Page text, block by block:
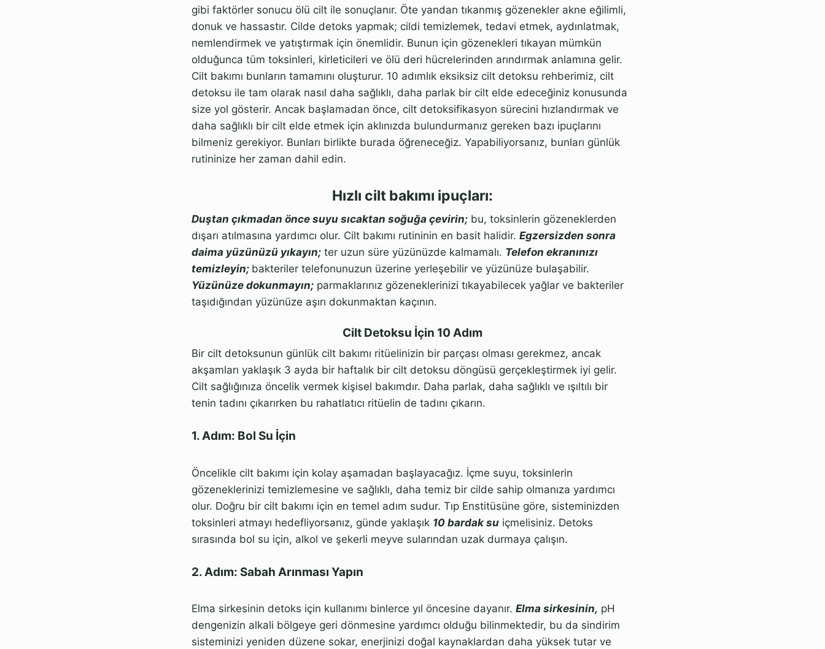
gibi faktörler sonucu ölü cilt ile sonuçlanır. Öte yandan tıkanmış gözenekler akne eğilimli,
donuk ve hassastır. Cilde detoks yapmak; cildi temizlemek, tedavi etmek, aydınlatmak,
nemlendirmek ve yatıştırmak için önemlidir. Bunun için gözenekleri tıkayan mümkün
olduğunca tüm toksinleri, kirleticileri ve ölü deri hücrelerinden arındırmak anlamına gelir.
Cilt bakımı bunların tamamını oluşturur. 10 adımlık eksiksiz cilt detoksu rehberimiz, cilt
detoksu ile tam olarak nasıl daha sağlıklı, daha parlak bir cilt elde edeceğiniz konusunda
size yol gösterir. Ancak başlamadan önce, cilt detoksifikasyon sürecini hızlandırmak ve
daha sağlıklı bir cilt elde etmek için aklınızda bulundurmanız gereken bazı ipuçlarını
bilmeniz gerekiyor. Bunları birlikte burada öğreneceğiz. Yapabiliyorsanız, bunları günlük
rutininize her zaman dahil edin.
Hızlı cilt bakımı ipuçları:
Duştan çıkmadan önce suyu sıcaktan soğuğa çevirin; bu, toksinlerin gözeneklerden
dışarı atılmasına yardımcı olur. Cilt bakımı rutininin en basit halidir. Egzersizden sonra
daima yüzünüzü yıkayın; ter uzun süre yüzünüzde kalmamalı. Telefon ekranınızı
temizleyin; bakteriler telefonunuzun üzerine yerleşebilir ve yüzünüze bulaşabilir.
Yüzünüze dokunmayın; parmaklarınız gözeneklerinizi tıkayabilecek yağlar ve bakteriler
taşıdığından yüzünüze aşırı dokunmaktan kaçının.
Cilt Detoksu İçin 10 Adım
Bir cilt detoksunun günlük cilt bakımı ritüelinizin bir parçası olması gerekmez, ancak
akşamları yaklaşık 3 ayda bir haftalık bir cilt detoksu döngüsü gerçekleştirmek iyi gelir.
Cilt sağlığınıza öncelik vermek kişisel bakımdır. Daha parlak, daha sağlıklı ve ışıltılı bir
tenin tadını çıkarırken bu rahatlatıcı ritüelin de tadını çıkarın.
1. Adım: Bol Su İçin
Öncelikle cilt bakımı için kolay aşamadan başlayacağız. İçme suyu, toksinlerin
gözeneklerinizi temizlemesine ve sağlıklı, daha temiz bir cilde sahip olmanıza yardımcı
olur. Doğru bir cilt bakımı için en temel adım sudur. Tıp Enstitüsüne göre, sisteminizden
toksinleri atmayı hedefliyorsanız, günde yaklaşık 10 bardak su içmelisiniz. Detoks
sırasında bol su için, alkol ve şekerli meyve sularından uzak durmaya çalışın.
2. Adım: Sabah Arınması Yapın
Elma sirkesinin detoks için kullanımı binlerce yıl öncesine dayanır. Elma sirkesinin, pH
dengenizin alkali bölgeye geri dönmesine yardımcı olduğu bilinmektedir, bu da sindirim
sisteminizi yeniden düzene sokar, enerjinizi doğal kaynaklardan daha yüksek tutar ve